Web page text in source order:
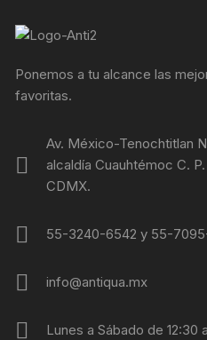
Ponemos a tu alcance las
favoritas.
Av. México-Tenochtitlan
alcaldía Cuauhtémoc C.
CDMX.
55-3240-6542 y 55-
info@antiqua.mx
Lunes a Sábado de 12:30